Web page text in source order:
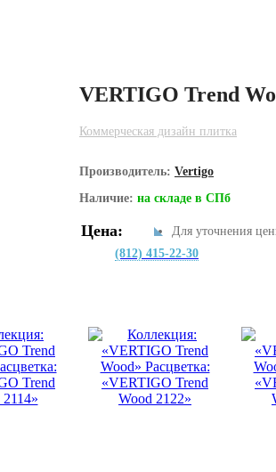
VERTIGO Trend
Коммерческая дизайн плитка
Производитель: Vertigo
Наличие: на складе в СПб
Цена: Для уточнения
(812) 415-22-30